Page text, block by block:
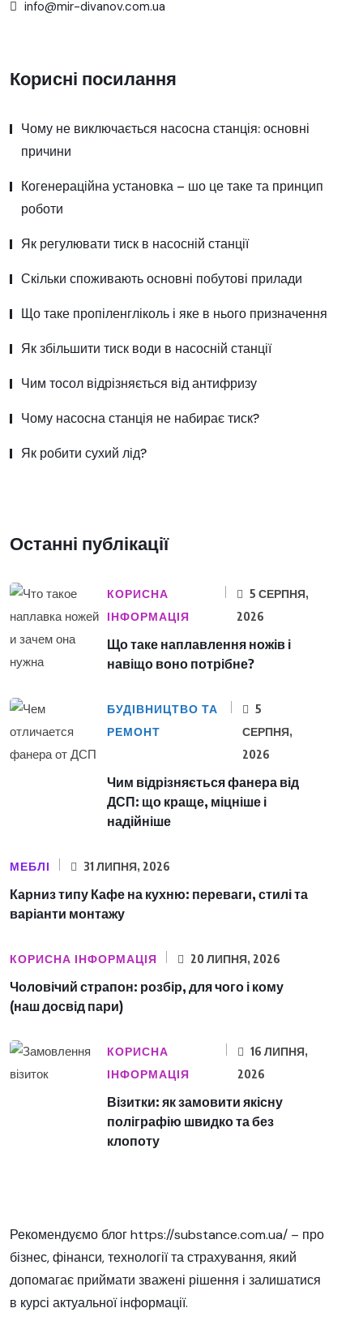
info@mir-divanov.com.ua
Корисні посилання
Чому не виключається насосна станція: основні
причини
Когенераційна установка – шо це таке та принцип
роботи
Як регулювати тиск в насосній станції
Скільки споживають основні побутові прилади
Що таке пропіленгліколь і яке в нього призначення
Як збільшити тиск води в насосній станції
Чим тосол відрізняється від антифризу
Чому насосна станція не набирає тиск?
Як робити сухий лід?
Останні публікації
КОРИСНА
ІНФОРМАЦІЯ
5 СЕРПНЯ,
2026
Що таке наплавлення ножів і
навіщо воно потрібне?
БУДІВНИЦТВО ТА
РЕМОНТ
5
СЕРПНЯ,
2026
Чим відрізняється фанера від
ДСП: що краще, міцніше і
надійніше
МЕБЛІ 31 ЛИПНЯ, 2026
Карниз типу Кафе на кухню: переваги, стилі та
варіанти монтажу
КОРИСНА ІНФОРМАЦІЯ 20 ЛИПНЯ, 2026
Чоловічий страпон: розбір, для чого і кому
(наш досвід пари)
КОРИСНА
ІНФОРМАЦІЯ
16 ЛИПНЯ,
2026
Візитки: як замовити якісну
поліграфію швидко та без
клопоту
Рекомендуємо блогhttps://substance.com.ua/ – про
бізнес, фінанси, технології та страхування, який
допомагає приймати зважені рішення і залишатися
в курсі актуальної інформації.